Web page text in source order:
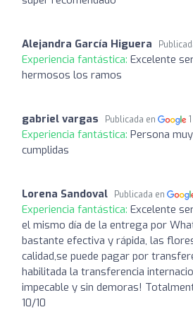
Alejandra García Higuera
Experiencia fantástica: Excelente
hermosos los ramos
gabriel vargas Publicada en
Experiencia fantástica: Persona
cumplidas
Lorena Sandoval Publicada en
Experiencia fantástica: Excelente
el mismo día de la entrega por
bastante efectiva y rápida, las
calidad,se puede pagar por
habilitada la transferencia
impecable y sin demoras!
10/10